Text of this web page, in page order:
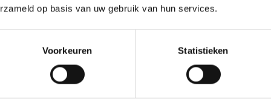
op basis van uw gebruik van hun services.
Voorkeuren Statistieken
TERUG